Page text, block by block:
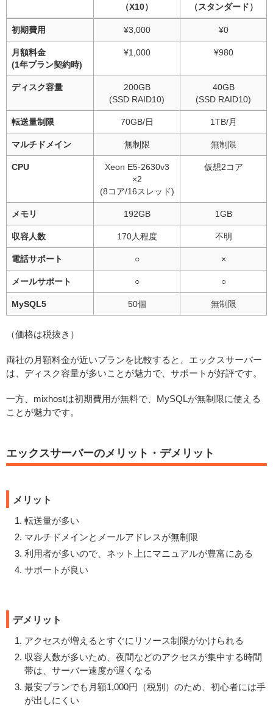
（X10）
（スタンダード）
初期費用 ¥3,000 ¥0
月額料金
(1年プラン契約時)
¥1,000 ¥980
ディスク容量
200GB
(SSD RAID10)
40GB
(SSD RAID10)
転送量制限 70GB/日 1TB/月
マルチドメイン 無制限 無制限
CPU
Xeon E5-2630v3
×2
(8コア/16スレッド)
仮想2コア
メモリ 192GB 1GB
収容人数 170人程度 不明
電話サポート ○ ×
メールサポート ○ ○
MySQL5 50個 無制限
（価格は税抜き）
両社の月額料金が近いプランを比較すると、エックスサーバー
は、ディスク容量が多いことが魅力で、サポートが好評です。
一方、mixhostは初期費用が無料で、MySQLが無制限に使える
ことが魅力です。
エックスサーバーのメリット・デメリット
メリット
転送量が多い
マルチドメインとメールアドレスが無制限
利用者が多いので、ネット上にマニュアルが豊富にある
サポートが良い
デメリット
アクセスが増えるとすぐにリソース制限がかけられる
収容人数が多いため、夜間などのアクセスが集中する時間
帯は、サーバー速度が遅くなる
最安プランでも月額1,000円（税別）のため、初心者には手
が出しにくい